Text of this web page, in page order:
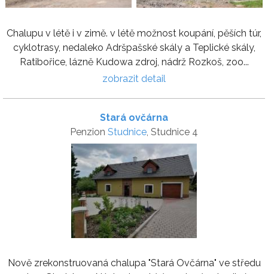
Chalupu v létě i v zimě. v létě možnost koupání, pěších túr,
cyklotrasy, nedaleko Adršpašské skály a Teplické skály,
Ratibořice, lázně Kudowa zdroj, nádrž Rozkoš, zoo...
zobrazit detail
Stará ovčárna
Penzion Studnice , Studnice 4
Nově zrekonstruovaná chalupa "Stará Ovčárna" ve středu